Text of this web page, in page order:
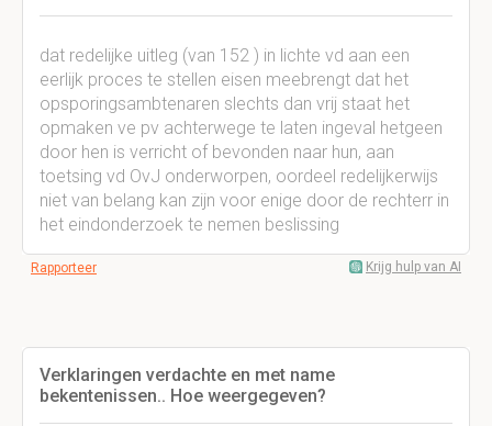
dat redelijke uitleg (van 152 ) in lichte vd aan een
eerlijk proces te stellen eisen meebrengt dat het
opsporingsambtenaren slechts dan vrij staat het
opmaken ve pv achterwege te laten ingeval hetgeen
door hen is verricht of bevonden naar hun, aan
toetsing vd OvJ onderworpen, oordeel redelijkerwijs
niet van belang kan zijn voor enige door de rechterr in
het eindonderzoek te nemen beslissing
Rapporteer Krijg hulp van AI
Verklaringen verdachte en met name
bekentenissen.. Hoe weergegeven?